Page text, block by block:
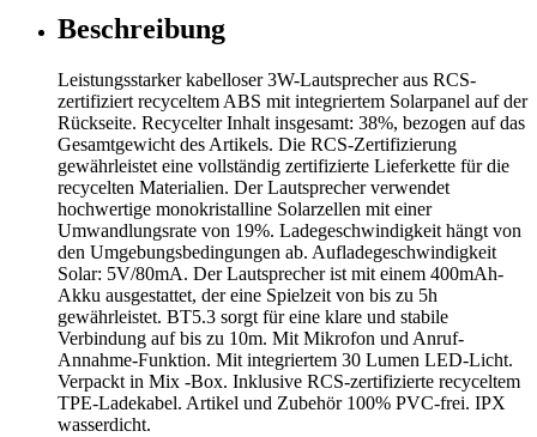
Beschreibung
Leistungsstarker kabelloser 3W-Lautsprecher aus RCS-
zertifiziert recyceltem ABS mit integriertem Solarpanel auf der
Rückseite. Recycelter Inhalt insgesamt: 38%, bezogen auf das
Gesamtgewicht des Artikels. Die RCS-Zertifizierung
gewährleistet eine vollständig zertifizierte Lieferkette für die
recycelten Materialien. Der Lautsprecher verwendet
hochwertige monokristalline Solarzellen mit einer
Umwandlungsrate von 19%. Ladegeschwindigkeit hängt von
den Umgebungsbedingungen ab. Aufladegeschwindigkeit
Solar: 5V/80mA. Der Lautsprecher ist mit einem 400mAh-
Akku ausgestattet, der eine Spielzeit von bis zu 5h
gewährleistet. BT5.3 sorgt für eine klare und stabile
Verbindung auf bis zu 10m. Mit Mikrofon und Anruf-
Annahme-Funktion. Mit integriertem 30 Lumen LED-Licht.
Verpackt in Mix -Box. Inklusive RCS-zertifizierte recyceltem
TPE-Ladekabel. Artikel und Zubehör 100% PVC-frei. IPX
wasserdicht.